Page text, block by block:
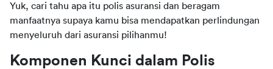
Yuk, cari tahu apa itu polis asuransi dan beragam
manfaatnya supaya kamu bisa mendapatkan perlindungan
menyeluruh dari asuransi pilihanmu!
Komponen Kunci dalam Polis